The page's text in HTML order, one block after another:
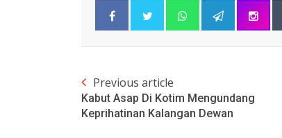
Previous article
Kabut Asap Di Kotim Mengundang
Keprihatinan Kalangan Dewan